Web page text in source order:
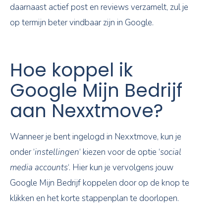
daarnaast actief post en reviews verzamelt, zul je
op termijn beter vindbaar zijn in Google.
Hoe koppel ik
Google Mijn Bedrijf
aan Nexxtmove?
Wanneer je bent ingelogd in Nexxtmove, kun je
onder ‘instellingen‘ kiezen voor de optie ‘social
media accounts‘. Hier kun je vervolgens jouw
Google Mijn Bedrijf koppelen door op de knop te
klikken en het korte stappenplan te doorlopen.